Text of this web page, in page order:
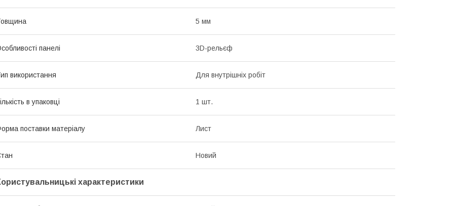
5 мм
панелі 3D-рельєф
використання Для внутрішніх робіт
в упаковці 1 шт.
поставки матеріалу Лист
Новий
характеристики